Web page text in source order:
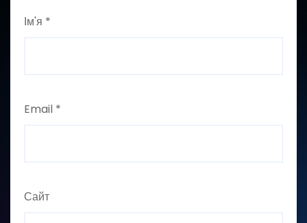
Ім'я *
Email *
Сайт